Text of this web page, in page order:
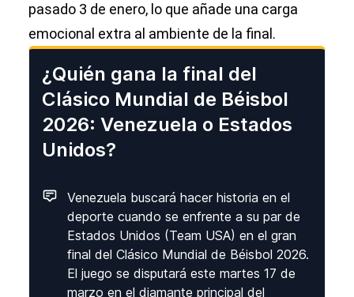
pasado 3 de enero, lo que añade una carga
emocional extra al ambiente de la final.